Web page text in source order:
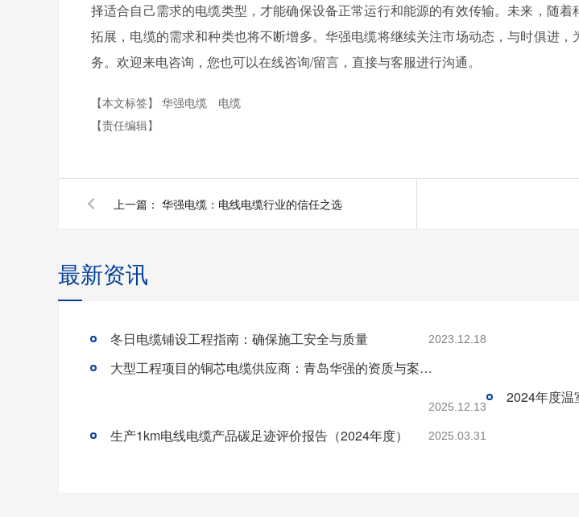
择适合自己需求的电缆类型，才能确保设备正常运行和能源的有效传输。未来，随
拓展，电缆的需求和种类也将不断增多。华强电缆将继续关注市场动态，与时俱进，
务。欢迎来电咨询，您也可以在线咨询/留言，直接与客服进行沟通。
【本文标签】 华强电缆
电缆
【责任编辑】
上一篇： 华强电缆：电线电缆行业的信任之选
最新资讯
冬日电缆铺设工程指南：确保施工安全与质量 2023.12.18
大型工程项目的铜芯电缆供应商：青岛华强的资质与案例实力。
2025.12.13
2024年度温
生产1km电线电缆产品碳足迹评价报告（2024年度） 2025.03.31